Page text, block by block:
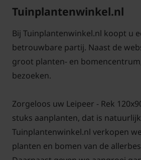
Stamhoogte
190-210 cm.
beste tot hun recht in
de 'kijk' in het huis weg te
schutting. Deze Lei-Peer blijft
structuur. De vertakkingen
Tuinplantenwinkel.nl
Bij Tuinplantenwinkel.nl koopt u
betrouwbare partij. Naast de
groot planten- en
bezoeken.
Zorgeloos uw Leipeer - Rek
stuks aanplanten, dat is
Tuinplantenwinkel.nl verkopen
planten en bomen van de